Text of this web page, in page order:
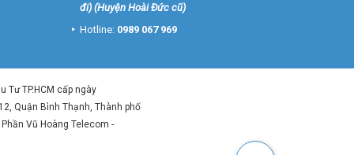
đi) (Huyện Hoài Đức cũ)
Hotline: 0989 067 969
Tư TP.HCM cấp ngày
Quận Bình Thạnh, Thành phố
Vũ Hoàng Telecom -